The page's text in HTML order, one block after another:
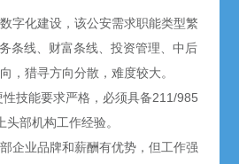
字化建设，该公安需求职能类型繁
条线、财富条线、投资管理、中后
，猎寻方向分散，难度较大。
技能要求严格，必须具备211/985
部机构工作经验。
企业品牌和薪酬有优势，但工作强